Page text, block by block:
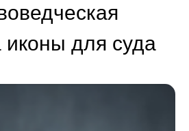
иконы для суда